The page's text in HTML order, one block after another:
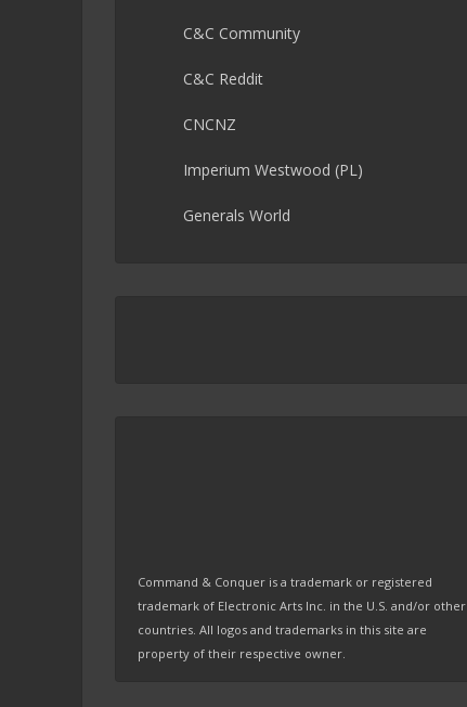
C&C Community
C&C Reddit
CNCNZ
Imperium Westwood (PL)
Generals World
Command & Conquer is a trademark or registered
trademark of Electronic Arts Inc. in the U.S. and/or other
countries. All logos and trademarks in this site are
property of their respective owner.